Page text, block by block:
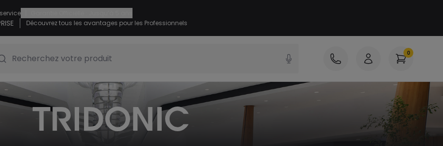
Découvrez tous les avantages pour les Professionnels
Recherchez votre produit 0